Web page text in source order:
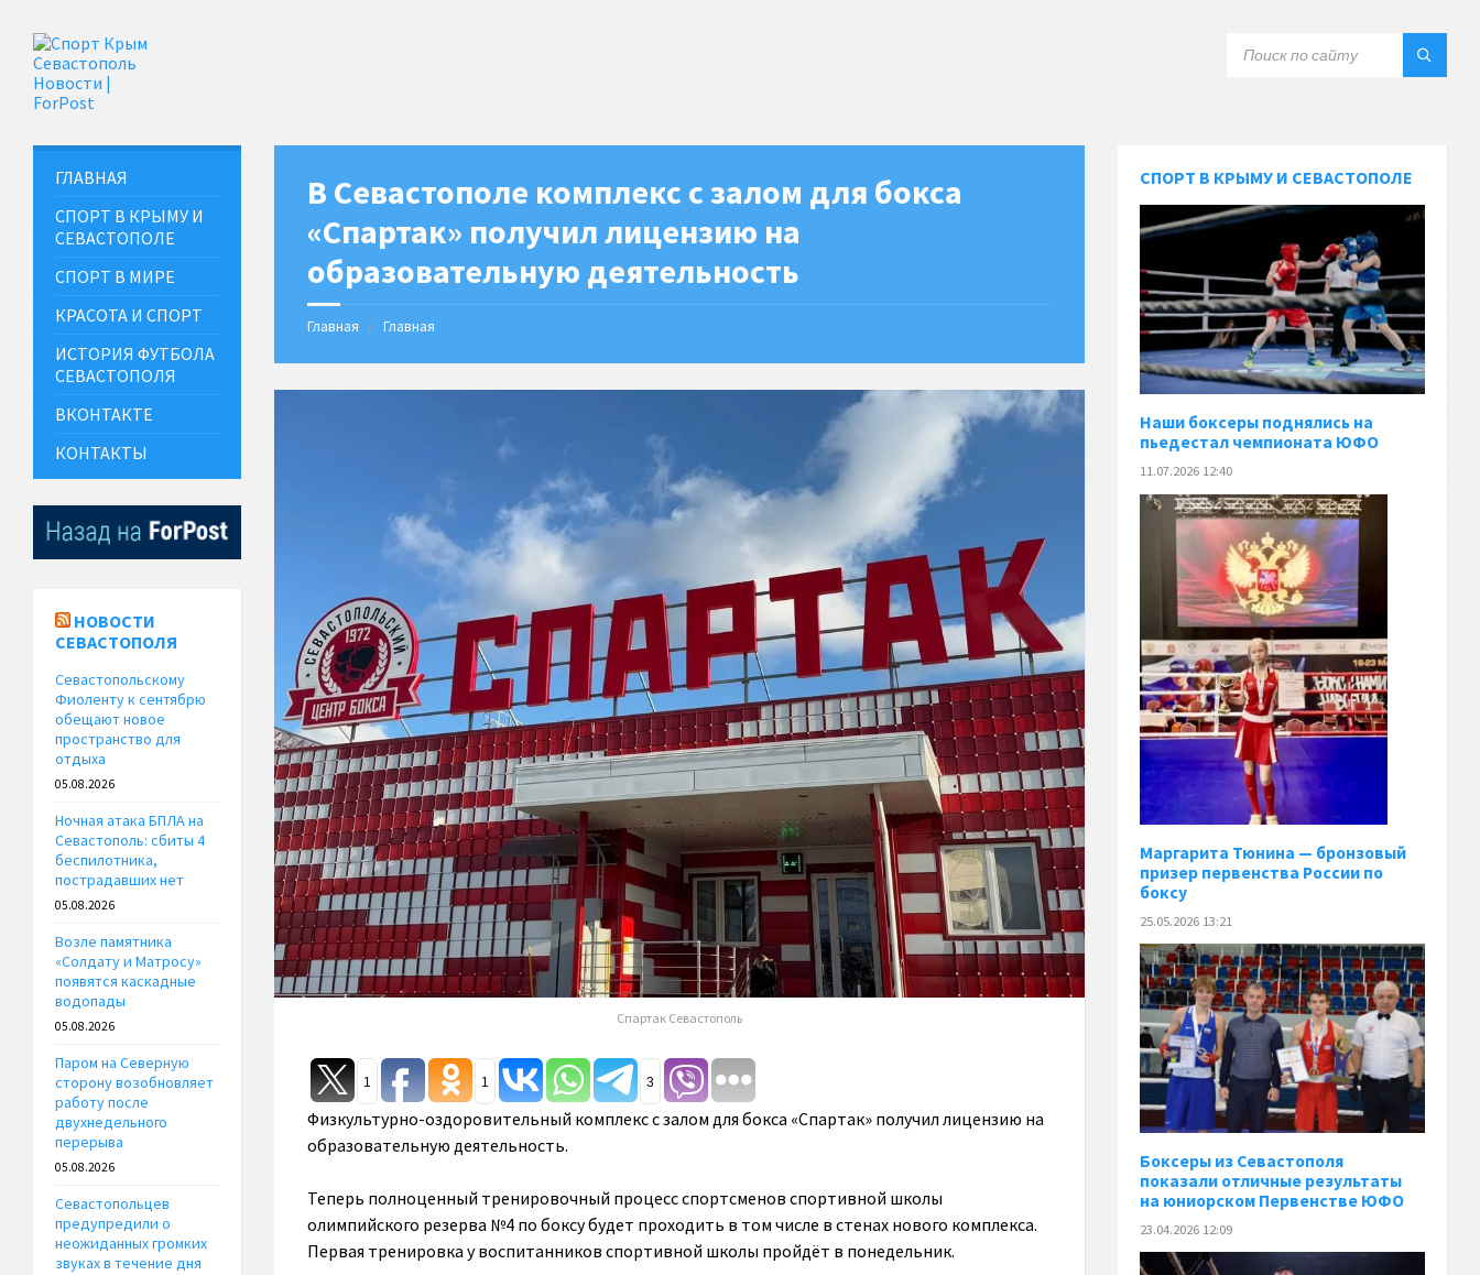
В Севастополе комплекс с залом для бокса
«Спартак» получил лицензию на
образовательную деятельность
Главная Главная
Спартак Севастополь
1 1 3
Физкультурно-оздоровительный комплекс с залом для бокса «Спартак» получил лицензию на
образовательную деятельность.
Теперь полноценный тренировочный процесс спортсменов спортивной школы
олимпийского резерва №4 по боксу будет проходить в том числе в стенах нового комплекса.
Первая тренировка у воспитанников спортивной школы пройдёт в понедельник.
ГЛАВНАЯ
СПОРТ В КРЫМУ И
СЕВАСТОПОЛЕ
СПОРТ В МИРЕ
КРАСОТА И СПОРТ
ИСТОРИЯ ФУТБОЛА
СЕВАСТОПОЛЯ
ВКОНТАКТЕ
КОНТАКТЫ
НОВОСТИ
СЕВАСТОПОЛЯ
Севастопольскому
Фиоленту к сентябрю
обещают новое
пространство для
отдыха
05.08.2026
Ночная атака БПЛА на
Севастополь: сбиты 4
беспилотника,
пострадавших нет
05.08.2026
Возле памятника
«Солдату и Матросу»
появятся каскадные
водопады
05.08.2026
Паром на Северную
сторону возобновляет
работу после
двухнедельного
перерыва
05.08.2026
Севастопольцев
предупредили о
неожиданных громких
звуках в течение дня
СПОРТ В КРЫМУ И СЕВАСТОПОЛЕ
Наши боксеры поднялись на
пьедестал чемпионата ЮФО
11.07.2026 12:40
Маргарита Тюнина — бронзовый
призер первенства России по
боксу
25.05.2026 13:21
Боксеры из Севастополя
показали отличные результаты
на юниорском Первенстве ЮФО
23.04.2026 12:09